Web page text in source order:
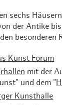
sechs
der Antike
besonderen
Kunst Forum
mit der
und dem "
Kunsthalle